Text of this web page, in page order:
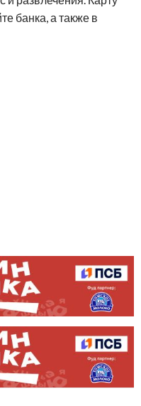
банка, а также в